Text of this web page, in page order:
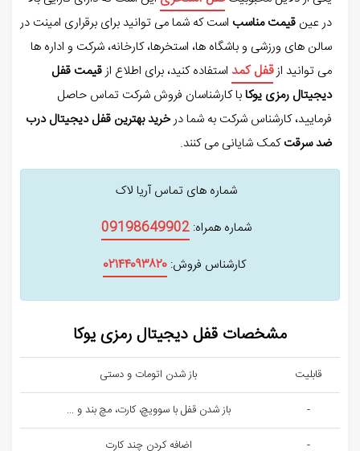
در عین قیمت مناسب است که شما می توانید برای برقراری امینت در
سالن های ورزشی و باشگاه ها، استخرها، کارخانه، شرکت و اداره ها
می توانید ازقفل کمد استفاده کنید، برای اطلاع ازقیمت قفل
دیجیتال رمزی یوکابا کارشناسان فروش شرکت تماس حاصل
فرمایید، کارشناس شرکت به شما درخرید بهترین قفل دیجیتال درب
ضد سرقتکمک شایانی می کنند.
شماره های تماس آریا لاک
شماره همراه:09198649902
کارشناس فروش: ٠٢١۴۴٠٩٣٨٢٠
مشخصات قفل دیجیتال رمزی یوکا
قابلیت
باز شدن اتومات و دستی
-
باز شدن قفل با سوویچ، کارت، مچ بند و ...
-
اضافه کردن چند کارت